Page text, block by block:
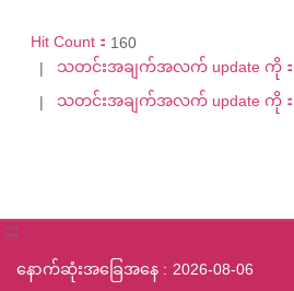
Hit Count： 160
သတင်းအချက်အလက် update ကို：
သတင်းအချက်အလက် update ကို：
:::
နောက်ဆုံးအခြေအနေ 2026-08-06